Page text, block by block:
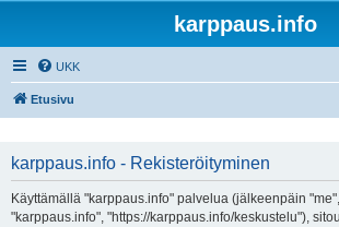
karppaus.info
UKK
Etusivu
karppaus.info - Rekisteröityminen
Käyttämällä "karppaus.info" palvelua (jälkeenpäin
"karppaus.info", "https://karppaus.info/keskustelu"),